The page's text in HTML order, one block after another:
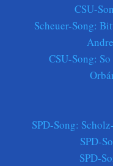
CSU-
Scheuer-Song:
CSU-Song:
SPD-Song:
SPD-
SPD-